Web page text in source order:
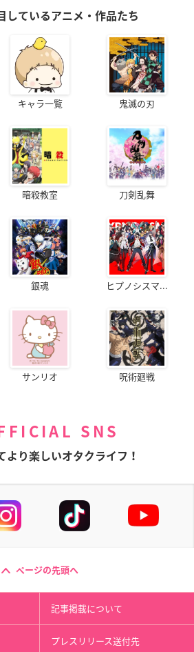
しているアニメ・作品たち
キャラ一覧 鬼滅の刃
暗殺教室 刀剣乱舞
銀魂 ヒプノシスマ...
サンリオ 呪術廻戦
SNS
より楽しいオタクライフ！
ページの先頭へ
記事掲載について
プレスリリース送付先